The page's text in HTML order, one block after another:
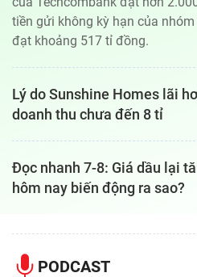
tiền gửi không kỳ hạn của
đạt khoảng 517 tỉ đồng.
Lý do Sunshine Homes lãi
doanh thu chưa đến 8 tỉ
Đọc nhanh 7-8: Giá dầu lại
hôm nay biến động ra sao?
PODCAST